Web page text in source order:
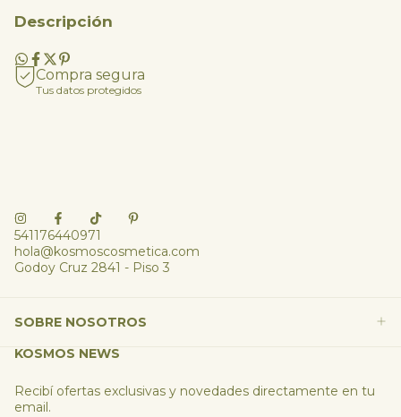
Descripción
Compra segura
Tus datos protegidos
541176440971
hola@kosmoscosmetica.com
Godoy Cruz 2841 - Piso 3
SOBRE NOSOTROS
KOSMOS NEWS
Recibí ofertas exclusivas y novedades directamente en tu
email.